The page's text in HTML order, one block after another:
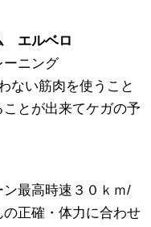
エルベロ
ーニング
ない筋肉を使うこと
とが出来てケガの予
最高時速３０ｋｍ/
の正確・体力に合わせ